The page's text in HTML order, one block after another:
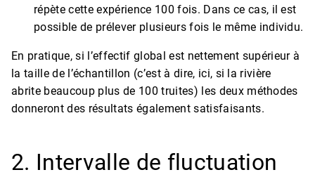
répète cette expérience 100 fois. Dans ce cas, il est
possible de prélever plusieurs fois le même individu.
En pratique, si l’effectif global est nettement supérieur à
la taille de l’échantillon (c’est à dire, ici, si la rivière
abrite beaucoup plus de 100 truites) les deux méthodes
donneront des résultats également satisfaisants.
2. Intervalle de fluctuation